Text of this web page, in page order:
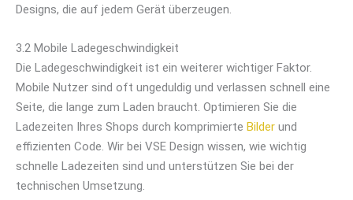
Designs, die auf jedem Gerät überzeugen.
3.2 Mobile Ladegeschwindigkeit
Die Ladegeschwindigkeit ist ein weiterer wichtiger Faktor.
Mobile Nutzer sind oft ungeduldig und verlassen schnell eine
Seite, die lange zum Laden braucht. Optimieren Sie die
Ladezeiten Ihres Shops durch komprimierte Bilder und
effizienten Code. Wir bei VSE Design wissen, wie wichtig
schnelle Ladezeiten sind und unterstützen Sie bei der
technischen Umsetzung.